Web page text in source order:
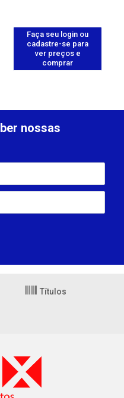
Faça seu login ou
cadastre-se para
ver preços e
comprar
nossas
Títulos